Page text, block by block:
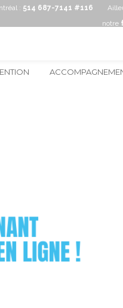
: 514 687-7141 #116
notre